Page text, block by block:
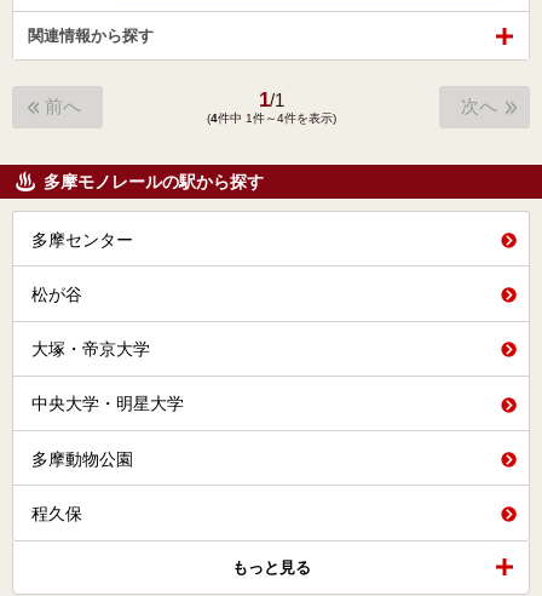
関連情報から探す
前へ 1/1
(4件中 1件～4件を表示)
次へ
多摩モノレールの駅から探す
多摩センター
松が谷
大塚・帝京大学
中央大学・明星大学
多摩動物公園
程久保
もっと見る